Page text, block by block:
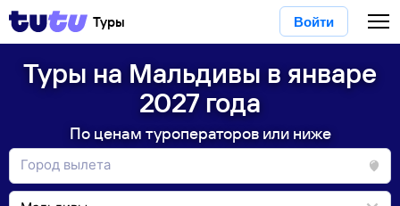
Туры Войти
Туры на Мальдивы в январе
2027 года
По ценам туроператоров или ниже